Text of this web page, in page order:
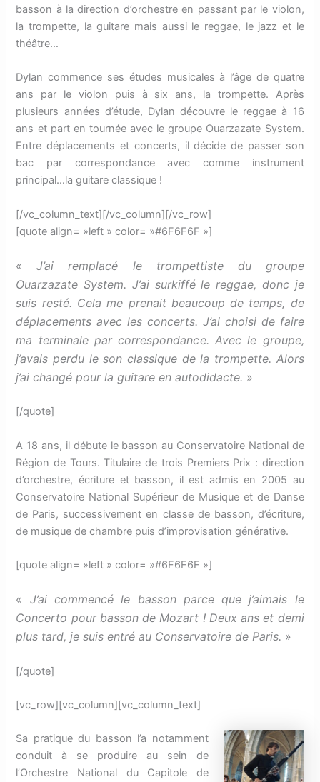
basson à la direction d’orchestre en passant par le violon,
la trompette, la guitare mais aussi le reggae, le jazz et le
théâtre…
Dylan commence ses études musicales à l’âge de quatre
ans par le violon puis à six ans, la trompette. Après
plusieurs années d’étude, Dylan découvre le reggae à 16
ans et part en tournée avec le groupe Ouarzazate System.
Entre déplacements et concerts, il décide de passer son
bac par correspondance avec comme instrument
principal…la guitare classique !
[/vc_column_text][/vc_column][/vc_row]
[quote align= »left » color= »#6F6F6F »]
«J’ai remplacé le trompettiste du groupe
Ouarzazate System. J’ai surkiffé le reggae, donc je
suis resté. Cela me prenait beaucoup de temps, de
déplacements avec les concerts. J’ai choisi de faire
ma terminale par correspondance. Avec le groupe,
j’avais perdu le son classique de la trompette. Alors
j’ai changé pour la guitare en autodidacte. »
[/quote]
A 18 ans, il débute le basson au Conservatoire National de
Région de Tours. Titulaire de trois Premiers Prix : direction
d’orchestre, écriture et basson, il est admis en 2005 au
Conservatoire National Supérieur de Musique et de Danse
de Paris, successivement en classe de basson, d’écriture,
de musique de chambre puis d’improvisation générative.
[quote align= »left » color= »#6F6F6F »]
«
J’ai commencé le basson parce que j’aimais le
Concerto pour basson de Mozart ! Deux ans et demi
plus tard, je suis entré au Conservatoire de Paris. »
[/quote]
[vc_row][vc_column][vc_column_text]
Sa pratique du basson l’a notamment
conduit à se produire au sein de
l’Orchestre National du Capitole de